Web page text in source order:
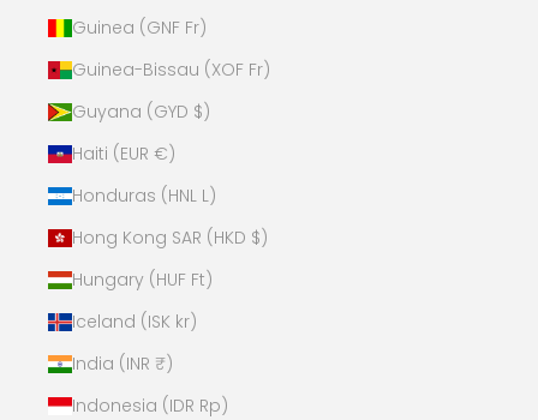
Guinea (GNF Fr)
Guinea-Bissau (XOF Fr)
Guyana (GYD $)
Haiti (EUR €)
Honduras (HNL L)
Hong Kong SAR (HKD $)
Hungary (HUF Ft)
Iceland (ISK kr)
India (INR ₹)
Indonesia (IDR Rp)